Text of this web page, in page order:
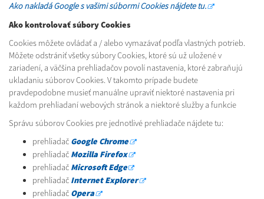
Ako nakladá Google s vašimi súbormi Cookies nájdete tu.
Ako kontrolovať súbory Cookies
Cookies môžete ovládať a / alebo vymazávať podľa vlastných potrieb.
Môžete odstrániť všetky súbory Cookies, ktoré sú už uložené v
zariadení, a väčšina prehliadačov povolí nastavenia, ktoré zabraňujú
ukladaniu súborov Cookies. V takomto prípade budete
pravdepodobne musieť manuálne upraviť niektoré nastavenia pri
každom prehliadaní webových stránok a niektoré služby a funkcie
Správu súborov Cookies pre jednotlivé prehliadače nájdete tu:
prehliadač Google Chrome
prehliadač Mozilla Firefox
prehliadač Microsoft Edge
prehliadač Internet Explorer
prehliadač Opera